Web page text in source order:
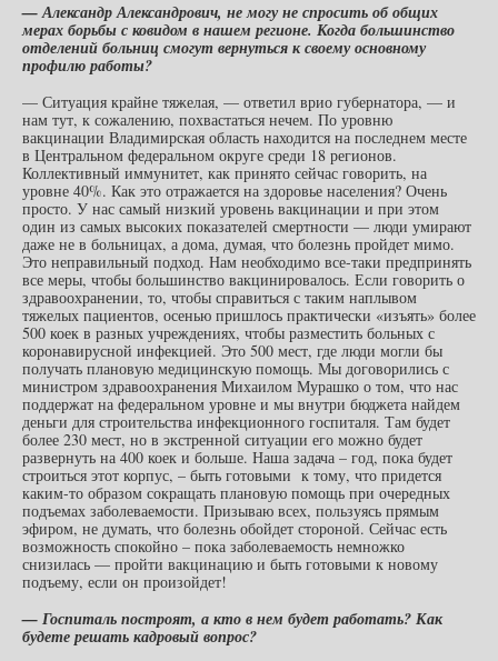
— Александр Александрович, не могу не спросить об общих
мерах борьбы с ковидом в нашем регионе. Когда большинство
отделений больниц смогут вернуться к своему основному
профилю работы?
— Ситуация крайне тяжелая, — ответил врио губернатора, — и
нам тут, к сожалению, похвастаться нечем. По уровню
вакцинации Владимирская область находится на последнем месте
в Центральном федеральном округе среди 18 регионов.
Коллективный иммунитет, как принято сейчас говорить, на
уровне 40%. Как это отражается на здоровье населения? Очень
просто. У нас самый низкий уровень вакцинации и при этом
один из самых высоких показателей смертности — люди умирают
даже не в больницах, а дома, думая, что болезнь пройдет мимо.
Это неправильный подход. Нам необходимо все-таки предпринять
все меры, чтобы большинство вакцинировалось. Если говорить о
здравоохранении, то, чтобы справиться с таким наплывом
тяжелых пациентов, осенью пришлось практически «изъять» более
500 коек в разных учреждениях, чтобы разместить больных с
коронавирусной инфекцией. Это 500 мест, где люди могли бы
получать плановую медицинскую помощь. Мы договорились с
министром здравоохранения Михаилом Мурашко о том, что нас
поддержат на федеральном уровне и мы внутри бюджета найдем
деньги для строительства инфекционного госпиталя. Там будет
более 230 мест, но в экстренной ситуации его можно будет
развернуть на 400 коек и больше. Наша задача – год, пока будет
строиться этот корпус, – быть готовыми к тому, что придется
каким-то образом сокращать плановую помощь при очередных
подъемах заболеваемости. Призываю всех, пользуясь прямым
эфиром, не думать, что болезнь обойдет стороной. Сейчас есть
возможность спокойно – пока заболеваемость немножко
снизилась — пройти вакцинацию и быть готовыми к новому
подъему, если он произойдет!
— Госпиталь построят, а кто в нем будет работать? Как
будете решать кадровый вопрос?